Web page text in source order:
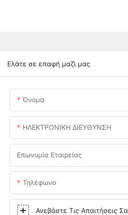
Ελάτε σε επαφή μαζί μας
Όνομα
ΗΛΕΚΤΡΟΝΙΚΗ ΔΙΕΥΘΥΝΣΗ
Επωνυμία Εταιρείας
Τηλέφωνο
Ανεβάστε Τις Απαιτήσεις